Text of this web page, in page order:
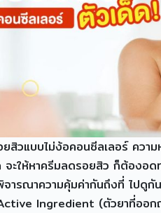
วแบบไม่ง้อคอนซีลเลอร์ ควา
ะให้หาครีมลดรอยสิว ก็ต้องอ
จารณาความคุ้มค่ากันถึงที่ ไป
Ingredient (ตัวยาที่ออก